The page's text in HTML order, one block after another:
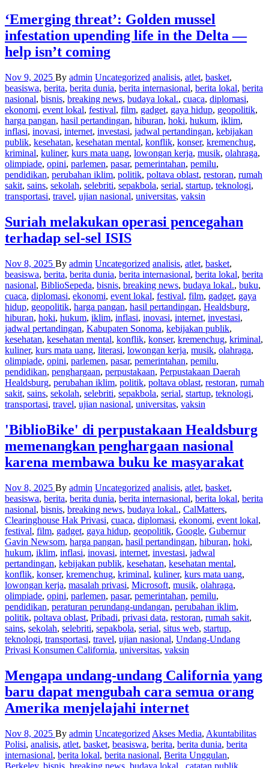
‘Emerging threat’: Golden mussel
infestation upending life in the Delta —
help isn’t coming
Nov 9, 2025 By admin Uncategorized analisis, atlet, basket,
beasiswa, berita, berita dunia, berita internasional, berita lokal, berita
nasional, bisnis, breaking news, budaya lokal., cuaca, diplomasi,
ekonomi, event lokal, festival, film, gadget, gaya hidup, geopolitik,
harga pangan, hasil pertandingan, hiburan, hoki, hukum, iklim,
inflasi, inovasi, internet, investasi, jadwal pertandingan, kebijakan
publik, kesehatan, kesehatan mental, konflik, konser, kremenchug,
kriminal, kuliner, kurs mata uang, lowongan kerja, musik, olahraga,
olimpiade, opini, parlemen, pasar, pemerintahan, pemilu,
pendidikan, perubahan iklim, politik, poltava oblast, restoran, rumah
sakit, sains, sekolah, selebriti, sepakbola, serial, startup, teknologi,
transportasi, travel, ujian nasional, universitas, vaksin
Suriah melakukan operasi pencegahan
terhadap sel-sel ISIS
Nov 8, 2025 By admin Uncategorized analisis, atlet, basket,
beasiswa, berita, berita dunia, berita internasional, berita lokal, berita
nasional, BiblioSepeda, bisnis, breaking news, budaya lokal., buku,
cuaca, diplomasi, ekonomi, event lokal, festival, film, gadget, gaya
hidup, geopolitik, harga pangan, hasil pertandingan, Healdsburg,
hiburan, hoki, hukum, iklim, inflasi, inovasi, internet, investasi,
jadwal pertandingan, Kabupaten Sonoma, kebijakan publik,
kesehatan, kesehatan mental, konflik, konser, kremenchug, kriminal,
kuliner, kurs mata uang, literasi, lowongan kerja, musik, olahraga,
olimpiade, opini, parlemen, pasar, pemerintahan, pemilu,
pendidikan, penghargaan, perpustakaan, Perpustakaan Daerah
Healdsburg, perubahan iklim, politik, poltava oblast, restoran, rumah
sakit, sains, sekolah, selebriti, sepakbola, serial, startup, teknologi,
transportasi, travel, ujian nasional, universitas, vaksin
'BiblioBike' di perpustakaan Healdsburg
memenangkan penghargaan nasional
karena membawa buku ke masyarakat
Nov 8, 2025 By admin Uncategorized analisis, atlet, basket,
beasiswa, berita, berita dunia, berita internasional, berita lokal, berita
nasional, bisnis, breaking news, budaya lokal., CalMatters,
Clearinghouse Hak Privasi, cuaca, diplomasi, ekonomi, event lokal,
festival, film, gadget, gaya hidup, geopolitik, Google, Gubernur
Gavin Newsom, harga pangan, hasil pertandingan, hiburan, hoki,
hukum, iklim, inflasi, inovasi, internet, investasi, jadwal
pertandingan, kebijakan publik, kesehatan, kesehatan mental,
konflik, konser, kremenchug, kriminal, kuliner, kurs mata uang,
lowongan kerja, masalah privasi, Microsoft, musik, olahraga,
olimpiade, opini, parlemen, pasar, pemerintahan, pemilu,
pendidikan, peraturan perundang-undangan, perubahan iklim,
politik, poltava oblast, Pribadi, privasi data, restoran, rumah sakit,
sains, sekolah, selebriti, sepakbola, serial, situs web, startup,
teknologi, transportasi, travel, ujian nasional, Undang-Undang
Privasi Konsumen California, universitas, vaksin
Mengapa undang-undang California yang
baru dapat mengubah cara semua orang
Amerika menjelajahi internet
Nov 8, 2025 By admin Uncategorized Akses Media, Akuntabilitas
Polisi, analisis, atlet, basket, beasiswa, berita, berita dunia, berita
internasional, berita lokal, berita nasional, Berita Unggulan,
Berkeley, bisnis breaking news budaya lokal. catatan publik